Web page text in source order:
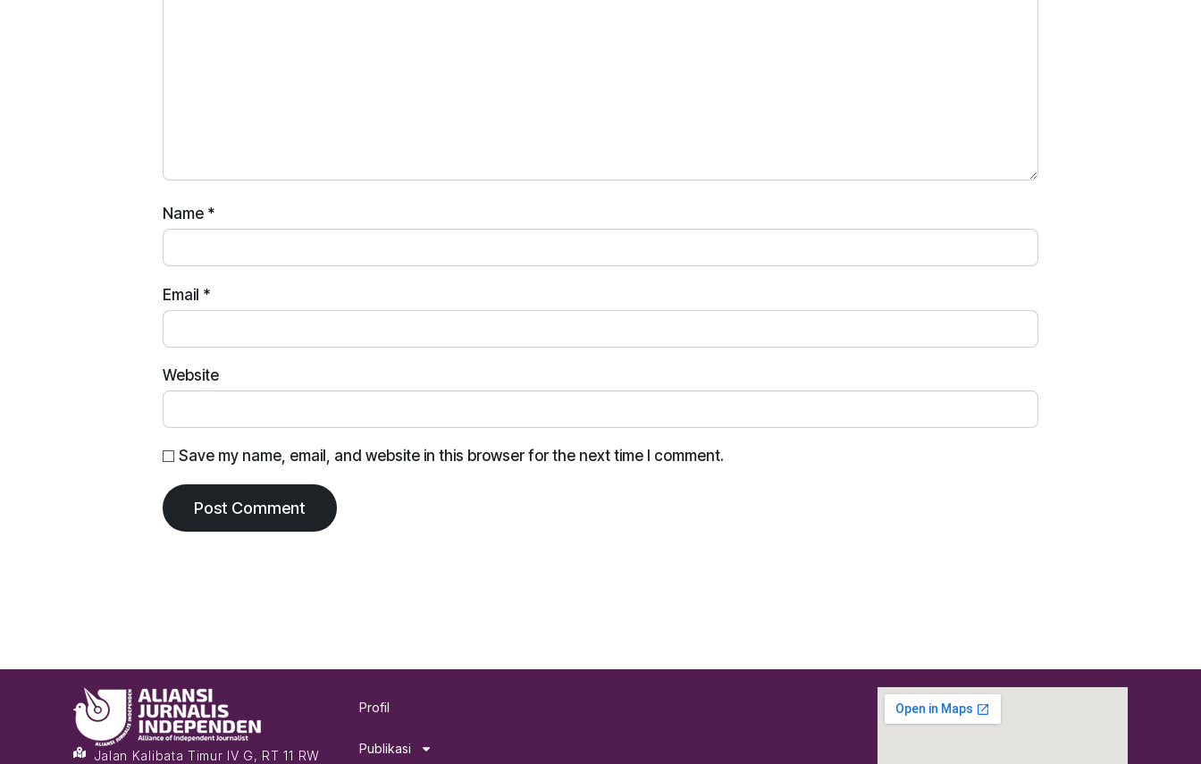
Name *
Email *
Website
Save my name, email, and website in this browser for the next time I comment.
Jalan Kalibata Timur IV G, RT 11 RW
Profil
Publikasi